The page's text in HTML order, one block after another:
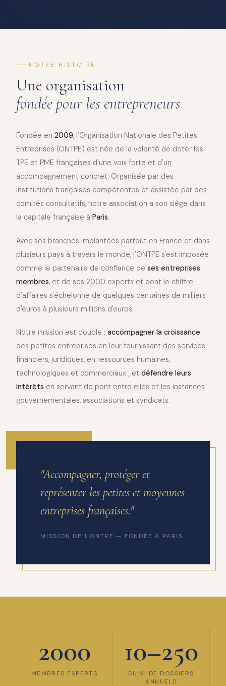
NOTRE HISTOIRE
Une organisation
fondée pour les entrepreneurs
Fondée en 2009, l'Organisation Nationale des Petites
Entreprises (ONTPE) est née de la volonté de doter les
TPE et PME françaises d'une voix forte et d'un
accompagnement concret. Organisée par des
institutions françaises compétentes et assistée par des
comités consultatifs, notre association a son siège dans
la capitale française à Paris.
Avec ses branches implantées partout en France et dans
plusieurs pays à travers le monde, l'ONTPE s'est imposée
comme le partenaire de confiance de ses entreprises
membres, et de ses 2000 experts et dont le chiffre
d'affaires s'échelonne de quelques centaines de milliers
d'euros à plusieurs millions d'euros.
Notre mission est double : accompagner la croissance
des petites entreprises en leur fournissant des services
financiers, juridiques, en ressources humaines,
technologiques et commerciaux ; et défendre leurs
intérêts en servant de pont entre elles et les instances
gouvernementales, associations et syndicats.
2010
ANNÉE DE FONDATION
"Accompagner, protéger et
représenter les petites et moyennes
entreprises françaises."
MISSION DE L'ONTPE — FONDÉE À PARIS
2000
MEMBRES EXPERTS
10–250
SUIVI DE DOSSIERS
ANNUELS